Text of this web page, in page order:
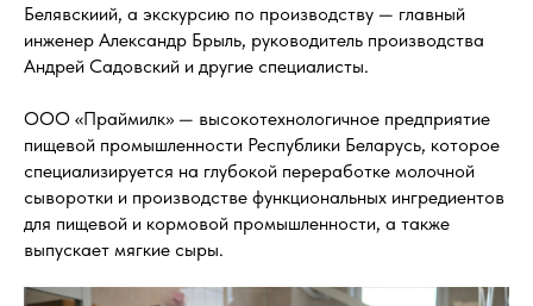
Белявскиий, а экскурсию по производству — главный
инженер Александр Брыль, руководитель производства
Андрей Садовский и другие специалисты.
ООО «Праймилк» — высокотехнологичное предприятие
пищевой промышленности Республики Беларусь, которое
специализируется на глубокой переработке молочной
сыворотки и производстве функциональных ингредиентов
для пищевой и кормовой промышленности, а также
выпускает мягкие сыры.